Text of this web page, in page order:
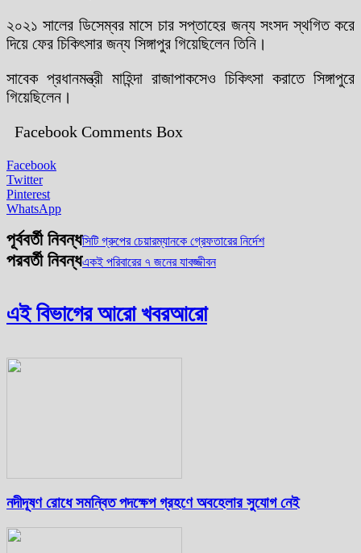
২০২১ সালের ডিসেম্বর মাসে চার সপ্তাহের জন্য সংসদ স্থগিত করে
দিয়ে ফের চিকিৎসার জন্য সিঙ্গাপুর গিয়েছিলেন তিনি।
সাবেক প্রধানমন্ত্রী মাহিন্দা রাজাপাকসেও চিকিৎসা করাতে সিঙ্গাপুরে
গিয়েছিলেন।
Facebook Comments Box
Facebook
Twitter
Pinterest
WhatsApp
পূর্ববর্তী নিবন্ধসিটি গ্রুপের চেয়ারম্যানকে গ্রেফতারের নির্দেশ
পরবর্তী নিবন্ধএকই পরিবারের ৭ জনের যাবজ্জীবন
এই বিভাগের আরো খবরআরো
নদীদূষণ রোধে সমন্বিত পদক্ষেপ গ্রহণে অবহেলার সুযোগ নেই